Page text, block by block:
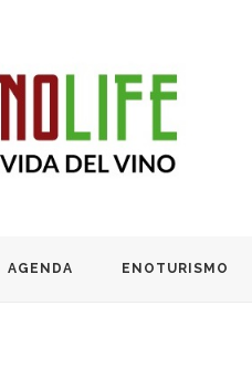
AGENDA ENOTURISMO